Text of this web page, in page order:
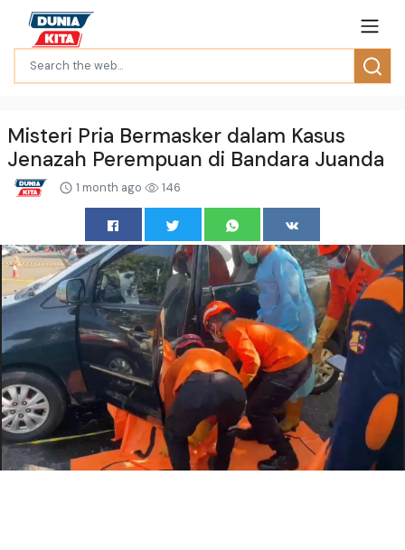
Misteri Pria Bermasker dalam Kasus
Jenazah Perempuan di Bandara Juanda
1 month ago 146